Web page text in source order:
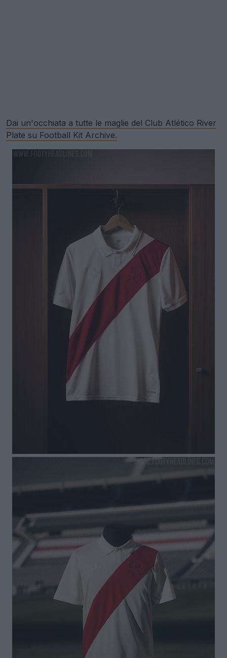
Dai un'occhiata a tutte le maglie del Club Atlético River
Plate su Football Kit Archive.